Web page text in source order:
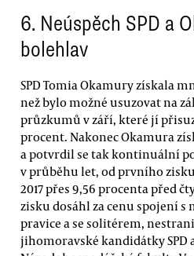
6. Neúspěch SPD a
bolehlav
SPD Tomia Okamury získala
než bylo možné usuzovat na
průzkumů v září, které jí
procent. Nakonec Okamura
a potvrdil se tak kontinuální
v průběhu let, od prvního
2017 přes 9,56 procenta před
zisku dosáhl za cenu spojení
pravice a se solitérem,
jihomoravské kandidátky SPD